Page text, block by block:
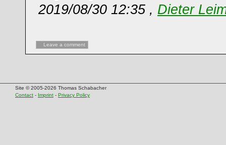
2019/08/30 12:35 , Dieter
Leave a comment
Site © 2005-2026 Thomas Schabacher
Contact - Imprint - Privacy Policy